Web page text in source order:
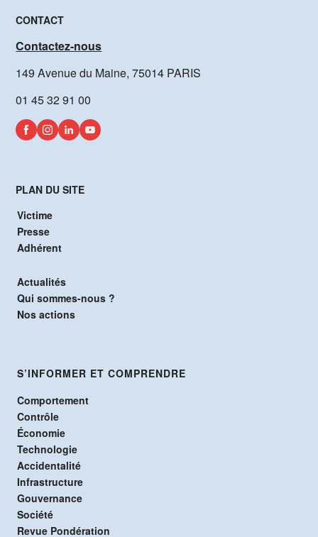
CONTACT
Contactez-nous
149 Avenue du Maine, 75014 PARIS
01 45 32 91 00
PLAN DU SITE
Victime
Presse
Adhérent
Actualités
Qui sommes-nous ?
Nos actions
S’INFORMER ET COMPRENDRE
Comportement
Contrôle
Économie
Technologie
Accidentalité
Infrastructure
Gouvernance
Société
Revue Pondération